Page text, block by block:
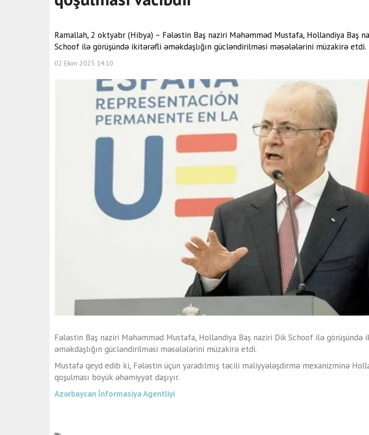
Ramallah, 2 oktyabr (Hibya) – Fələstin Baş naziri Məhəmməd Mustafa, Hollandiya Baş
Schoof ilə görüşündə ikitərəfli əməkdaşlığın gücləndirilməsi məsələlərini müzakirə etdi.
02 Ekim 2025 14:10
Fələstin Baş naziri Məhəmməd Mustafa, Hollandiya Baş naziri Dik Schoof ilə görüşündə
əməkdaşlığın gücləndirilməsi məsələlərini müzakirə etdi.
Mustafa qeyd edib ki, Fələstin üçün yaradılmış təcili maliyyələşdirmə mexanizminə
qoşulması böyük əhəmiyyət daşıyır.
Azərbaycan İnformasiya Agentliyi